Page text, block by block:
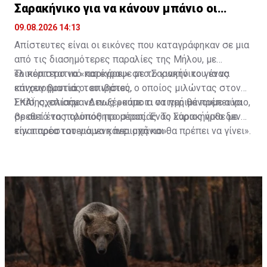
Σαρακήνικο για να κάνουν μπάνιο οι
επιβάτες
09.08.2026 14:13
Απίστευτες είναι οι εικόνες που καταγράφηκαν σε μια
από τις διασημότερες παραλίες της Μήλου, με
ελικόπτερο να «παρκάρει» στο Σαρακήνικο για να
κάνουν βουτιά οι επιβάτες.
Το περιστατικό κατέγραψε με το κινητό του ένας
επιχειρηματίας του νησιού, ο οποίος μιλώντας στον
ΣΚΑΪ, σχολίασε: «Δεν ξέρουμε τι να περιμένουμε αύριο,
σε αυτό το πολυπόθητο μέρος. Ένας κύριος ήρθε με
την παρέα του για να κάνει μπάνιο».
Επίσης, επισήμανε πως «κάποια στιγμή θα πρέπει να
βρεθεί ένας τρόπος προστασίας. Το Σαρακήνικο δεν
είναι προστατευόμενη περιοχή και θα πρέπει να γίνει».